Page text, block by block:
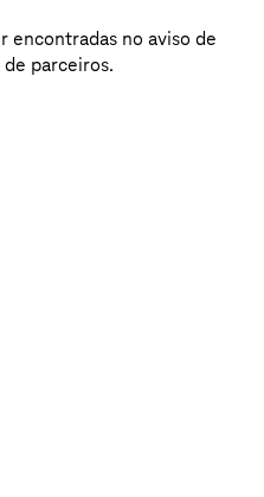
60 sobre o tema
encontradas no aviso de
parceiros.